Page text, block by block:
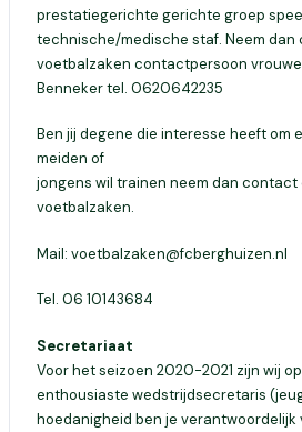
prestatiegerichte gerichte groep
technische/medische staf. Neem dan
voetbalzaken contactpersoon
Benneker tel. 0620642235
Ben jij degene die interesse heeft om
meiden of
jongens wil trainen neem dan contact
voetbalzaken.
Mail: voetbalzaken@fcberghuizen.nl
Tel. 06 10143684
Secretariaat
Voor het seizoen 2020-2021 zijn wij
enthousiaste wedstrijdsecretaris
hoedanigheid ben je verantwoordelijk